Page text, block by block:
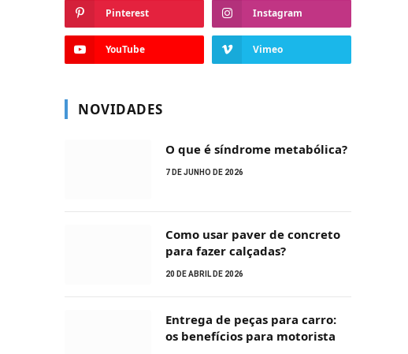
Pinterest Instagram
YouTube Vimeo
NOVIDADES
O que é síndrome metabólica?
7 DE JUNHO DE 2026
Como usar paver de concreto
para fazer calçadas?
20 DE ABRIL DE 2026
Entrega de peças para carro:
os benefícios para motorista